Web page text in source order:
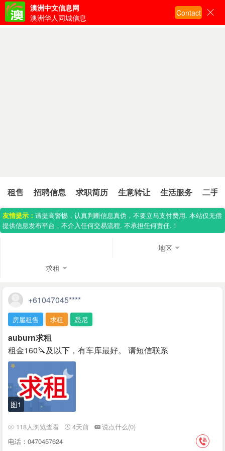
澳洲中文信息网
澳洲华人同城信息
Contact
租售 招聘信息 求职简历 生意转让 生活服务 二手
友情提示： 请提高警惕，认真判断信息真伪，不要立马支付费用. 本站仅无偿
提供信息发布平台，不介入任何交易流程. 不承担任何责任.！
求租
地区
+61047045****
房屋租售 求租 悉尼
auburn求租
租金160🔪及以下，有车库最好。 请短信联系
图1
118人浏览查看 4天前
说点什么(0)
电话：0470457624